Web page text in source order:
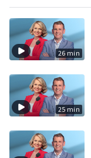
26 min
25 min